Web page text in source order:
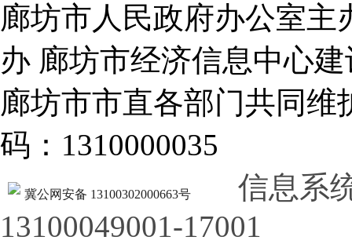
廊坊市人民政府办公室
办 廊坊市经济信息中心建
廊坊市市直各部门共同
码：1310000035
冀公网安备 13100302000663号
信息系
13100049001-17001